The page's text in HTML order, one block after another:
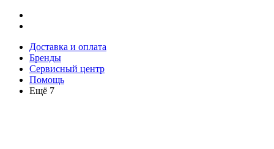
Доставка и оплата
Бренды
Сервисный центр
Помощь
Ещё 7